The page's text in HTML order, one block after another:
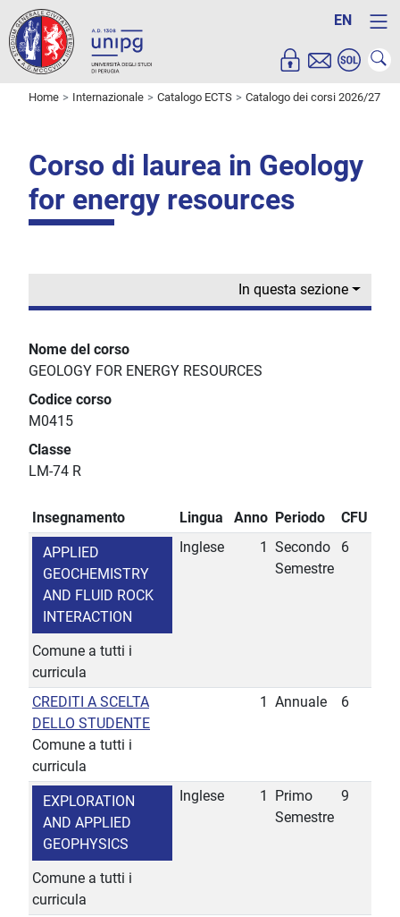
EN
Home Internazionale Catalogo ECTS Catalogo dei corsi 2026/27
Corso di laurea in Geology
for energy resources
In questa sezione
Nome del corso
GEOLOGY FOR ENERGY RESOURCES
Codice corso
M0415
Classe
LM-74 R
Insegnamento Lingua Anno Periodo CFU
APPLIED
GEOCHEMISTRY
AND FLUID ROCK
INTERACTION
Comune a tutti i
curricula
Inglese 1
Secondo
Semestre
6
CREDITI A SCELTA
DELLO STUDENTE
Comune a tutti i
curricula
1 Annuale 6
EXPLORATION
AND APPLIED
GEOPHYSICS
Comune a tutti i
curricula
Inglese 1
Primo
Semestre
9